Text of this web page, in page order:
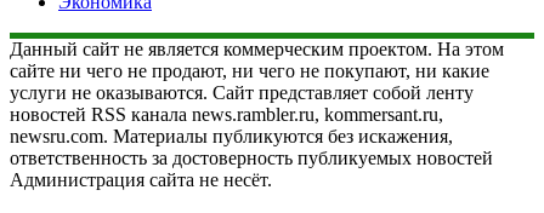
Данный сайт не является коммерческим проектом. На этом
сайте ни чего не продают, ни чего не покупают, ни какие
услуги не оказываются. Сайт представляет собой ленту
новостей RSS канала news.rambler.ru, kommersant.ru,
newsru.com. Материалы публикуются без искажения,
ответственность за достоверность публикуемых новостей
Администрация сайта не несёт.